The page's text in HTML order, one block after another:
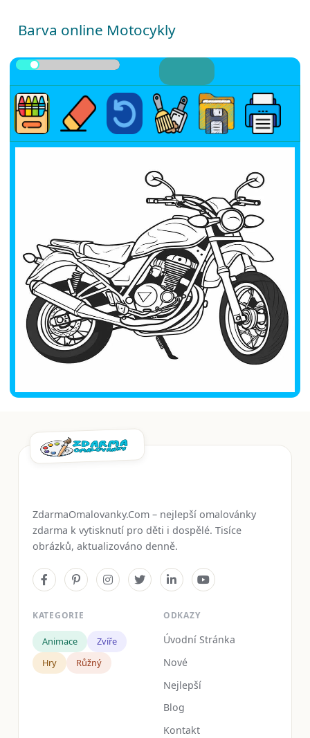
Barva online Motocykly
ZdarmaOmalovanky.Com – nejlepší omalovánky
zdarma k vytisknutí pro děti i dospělé. Tisíce
obrázků, aktualizováno denně.
KATEGORIE
Animace
Zvíře
Hry
Růžný
ODKAZY
Úvodní Stránka
Nové
Nejlepší
Blog
Kontakt